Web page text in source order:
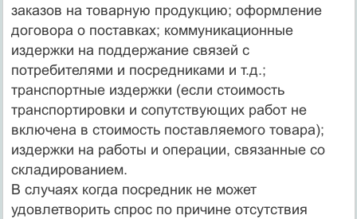
заказов на товарную продукцию; оформление
договора о поставках; коммуникационные
издержки на поддержание связей с
потребителями и посредниками и т.д.;
транспортные издержки (если стоимость
транспортировки и сопутствующих работ не
включена в стоимость поставляемого товара);
издержки на работы и операции, связанные со
складированием.
В случаях когда посредник не может
удовлетворить спрос по причине отсутствия